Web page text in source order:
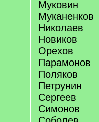
Муковин
Муканенков
Николаев
Новиков
Орехов
Парамонов
Поляков
Петрунин
Сергеев
Симонов